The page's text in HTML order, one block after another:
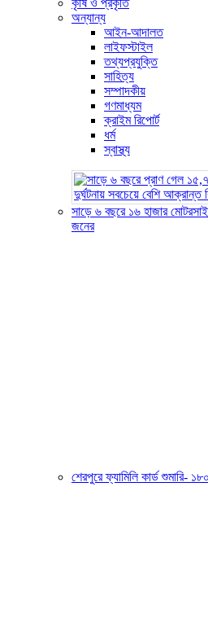
কৃষি ও প্রকৃতি
অন্যান্য
আইন-আদালত
লাইফস্টাইল
তথ্যপ্রযুক্তি
সাহিত্য
সম্পাদকীয়
গণমাধ্যম
ক্রাইম রিপোর্ট
ধর্ম
স্বাস্থ্য
সাড়ে ৬ বছরে ১৬ হাজার
জনের
শেরপুরে ফ্যামিলি কার্ড শুমারি-